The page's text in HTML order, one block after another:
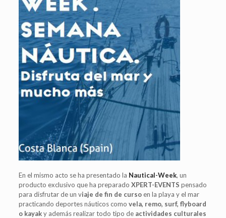
En el mismo acto se ha presentado la Nautical-Week, un
producto exclusivo que ha preparado XPERT-EVENTS pensado
para disfrutar de un viaje de fin de cursoen la playa y el mar
practicando deportes náuticos como vela, remo, surf, flyboard
o kayaky además realizar todo tipo deactividades culturales